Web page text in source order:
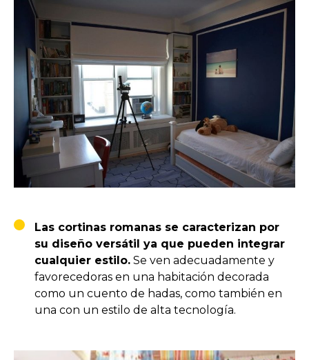
Las cortinas romanas se caracterizan por
su diseño versátil ya que pueden integrar
cualquier estilo. Se ven adecuadamente y
favorecedoras en una habitación decorada
como un cuento de hadas, como también en
una con un estilo de alta tecnología.